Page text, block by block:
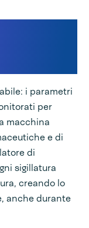
i parametri
per
macchina
e di
di
sigillatura
creando lo
anche durante